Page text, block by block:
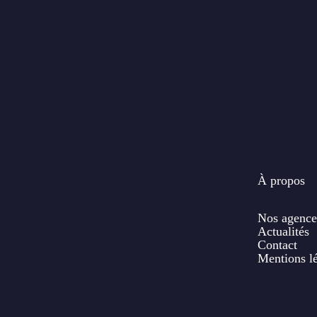
À propos
Nos
Actualités
Contact
Mentions